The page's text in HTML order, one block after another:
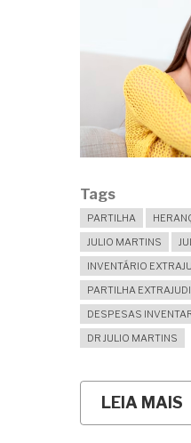
Tags
PARTILHA
JULIO MARTINS
INVENTÁRIO
PARTILHA
DESPESAS
DR JULIO MARTINS
LEIA MAIS